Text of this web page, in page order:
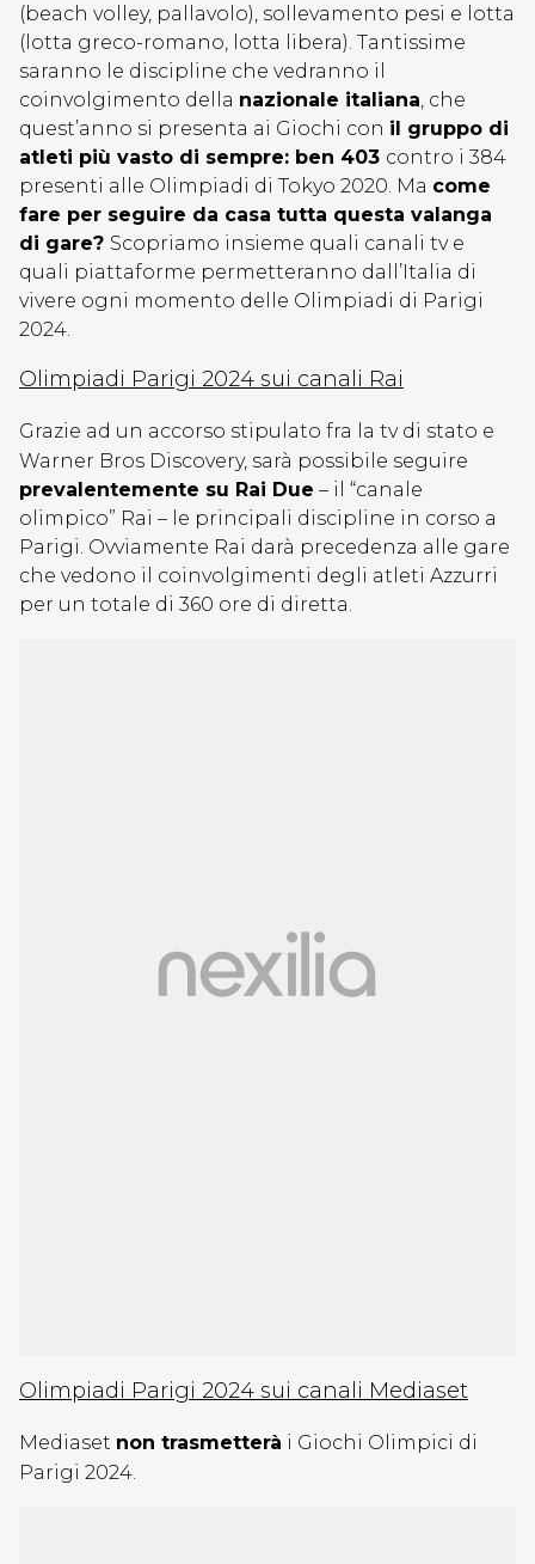
(beach volley, pallavolo), sollevamento pesi e lotta
(lotta greco-romano, lotta libera). Tantissime
saranno le discipline che vedranno il
coinvolgimento della nazionale italiana, che
quest’anno si presenta ai Giochi con il gruppo di
atleti più vasto di sempre: ben 403 contro i 384
presenti alle Olimpiadi di Tokyo 2020. Ma come
fare per seguire da casa tutta questa valanga
di gare? Scopriamo insieme quali canali tv e
quali piattaforme permetteranno dall’Italia di
vivere ogni momento delle Olimpiadi di Parigi
2024.
Olimpiadi Parigi 2024 sui canali Rai
Grazie ad un accorso stipulato fra la tv di stato e
Warner Bros Discovery, sarà possibile seguire
prevalentemente su Rai Due – il “canale
olimpico” Rai – le principali discipline in corso a
Parigi. Ovviamente Rai darà precedenza alle gare
che vedono il coinvolgimenti degli atleti Azzurri
per un totale di 360 ore di diretta.
Olimpiadi Parigi 2024 sui canali Mediaset
Mediaset non trasmetterà i Giochi Olimpici di
Parigi 2024.